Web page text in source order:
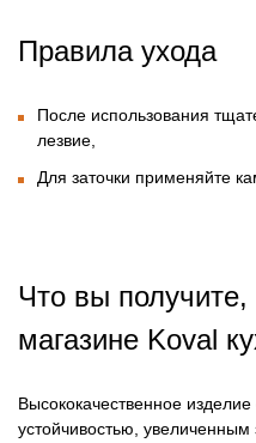
Правила ухода
После использования
лезвие,
Для заточки применяйте
Что вы получите,
магазине Koval
Высококачественное
устойчивостью,